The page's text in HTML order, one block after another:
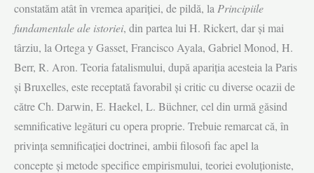
constatăm atât în vremea apariției, de pildă, la Principiile
fundamentale ale istoriei, din partea lui H. Rickert, dar și mai
târziu, la Ortega y Gasset, Francisco Ayala, Gabriel Monod, H.
Berr, R. Aron. Teoria fatalismului, după apariția acesteia la Paris
și Bruxelles, este receptată favorabil și critic cu diverse ocazii de
către Ch. Darwin, E. Haekel, L. Büchner, cel din urmă găsind
semnificative legături cu opera proprie. Trebuie remarcat că, în
privința semnifi­cației doctrinei, ambii filosofi fac apel la
concepte și metode specifice empi­rismului, teoriei evoluționiste,